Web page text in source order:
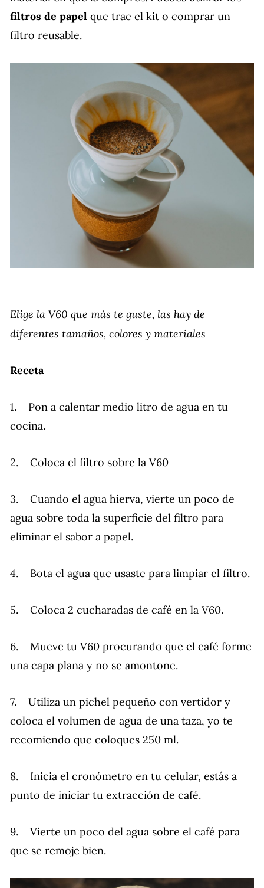
filtros de papel que trae el kit o comprar un
filtro reusable.
Elige la V60 que más te guste, las hay de
diferentes tamaños, colores y materiales
Receta
1. Pon a calentar medio litro de agua en tu
cocina.
2. Coloca el filtro sobre la V60
3. Cuando el agua hierva, vierte un poco de
agua sobre toda la superficie del filtro para
eliminar el sabor a papel.
4. Bota el agua que usaste para limpiar el filtro.
5. Coloca 2 cucharadas de café en la V60.
6. Mueve tu V60 procurando que el café forme
una capa plana y no se amontone.
7. Utiliza un pichel pequeño con vertidor y
coloca el volumen de agua de una taza, yo te
recomiendo que coloques 250 ml.
8. Inicia el cronómetro en tu celular, estás a
punto de iniciar tu extracción de café.
9. Vierte un poco del agua sobre el café para
que se remoje bien.